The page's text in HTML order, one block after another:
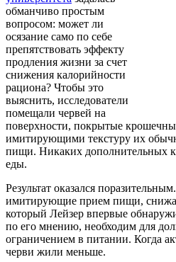
обманчиво простым
вопросом: может ли
осязание само по себе
препятствовать эффекту
продления жизни за счет
снижения калорийности
рациона? Чтобы это
выяснить, исследователи
помещали червей на
поверхности, покрытые
имитирующими текстуру их
пищи. Никаких дополнительных
еды.
Результат оказался
имитирующие прием пищи,
который Лейзер впервые
по его мнению, необходим для
ограничением в питании. Когда
черви жили меньше.